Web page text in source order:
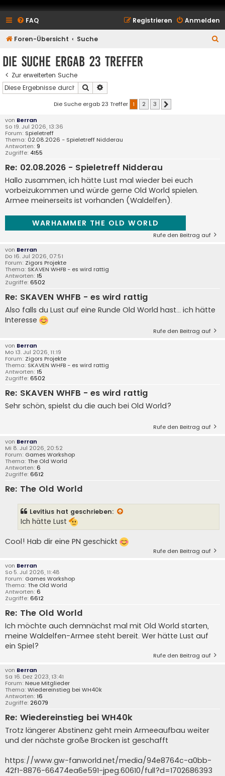
FAQ Anmelden
Registrieren
Foren-Übersicht Suche
Die Suche ergab 23 Treffer
Zur erweiterten Suche
Suche
Die Suche ergab 23 Treffer 1 2 3
von Berran
So 19. Jul 2026, 13:36
Forum: Spieletreff
Thema: 02.08.2026 - Spieletreff Nidderau
Antworten: 9
Zugriffe: 4155
Re: 02.08.2026 - Spieletreff Nidderau
Hallo zusammen, ich hätte Lust mal wieder bei euch
vorbeizukommen und würde gerne Old World spielen.
Armee meinerseits ist vorhanden (Waldelfen).
WARHAMMER THE OLD WORLD
Rufe den Beitrag auf
von Berran
Do 16. Jul 2026, 07:51
Forum: Zigors Projekte
Thema: SKAVEN WHFB - es wird rattig
Antworten: 15
Zugriffe: 6502
Re: SKAVEN WHFB - es wird rattig
Also falls du Lust auf eine Runde Old World hast… ich hätte
Interesse
Rufe den Beitrag auf
von Berran
Mo 13. Jul 2026, 11:19
Forum: Zigors Projekte
Thema: SKAVEN WHFB - es wird rattig
Antworten: 15
Zugriffe: 6502
Re: SKAVEN WHFB - es wird rattig
Sehr schön, spielst du die auch bei Old World?
Rufe den Beitrag auf
von Berran
Mi 8. Jul 2026, 20:52
Forum: Games Workshop
Thema: The Old World
Antworten: 6
Zugriffe: 6612
Re: The Old World
Levitius hat geschrieben:
Ich hätte Lust
Cool! Hab dir eine PN geschickt
Rufe den Beitrag auf
von Berran
So 5. Jul 2026, 11:48
Forum: Games Workshop
Thema: The Old World
Antworten: 6
Zugriffe: 6612
Re: The Old World
Ich möchte auch demnächst mal mit Old World starten,
meine Waldelfen-Armee steht bereit. Wer hätte Lust auf
ein Spiel?
Rufe den Beitrag auf
von Berran
Sa 16. Dez 2023, 13:41
Forum: Neue Mitglieder
Thema: Wiedereinstieg bei WH40k
Antworten: 16
Zugriffe: 26079
Re: Wiedereinstieg bei WH40k
Trotz längerer Abstinenz geht mein Armeeaufbau weiter
und der nächste große Brocken ist geschafft
https://www.gw-fanworld.net/media/94e8764c-a0bb-
42f1-8876-66474ea6e591-jpeg.60610/full?d=1702686393